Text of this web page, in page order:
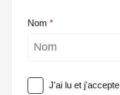
Nom
J'ai lu et j'accepte